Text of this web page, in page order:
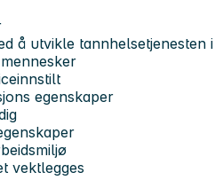
å utvikle tannhelsetjenesten
egenskaper
vektlegges